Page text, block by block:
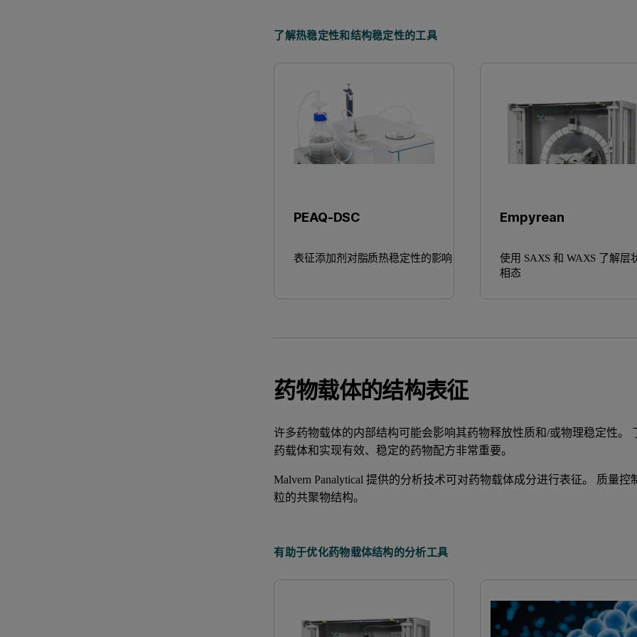
了解热稳定性和结构稳定性的工具
PEAQ-DSC
表征添加剂对脂质热稳定性的影响
Empyrean
使用 SAXS 和 WAXS 了解层
相态
药物载体的结构表征
许多药物载体的内部结构可能会影响其药物释放性质和/或物理稳定性。
药载体和实现有效、稳定的药物配方非常重要。
Malvern Panalytical 提供的分析技术可对药物载体成分进行表征。 质量
粒的共聚物结构。
有助于优化药物载体结构的分析工具